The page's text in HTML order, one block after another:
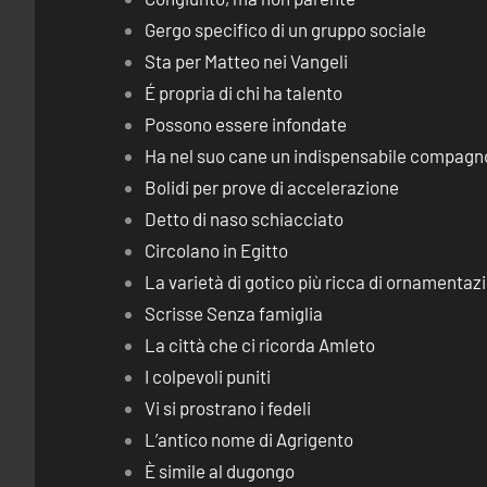
Gergo specifico di un gruppo sociale
Sta per Matteo nei Vangeli
É propria di chi ha talento
Possono essere infondate
Ha nel suo cane un indispensabile
Bolidi per prove di accelerazione
Detto di naso schiacciato
Circolano in Egitto
La varietà di gotico più ricca di
Scrisse Senza famiglia
La città che ci ricorda Amleto
I colpevoli puniti
Vi si prostrano i fedeli
L’antico nome di Agrigento
È simile al dugongo